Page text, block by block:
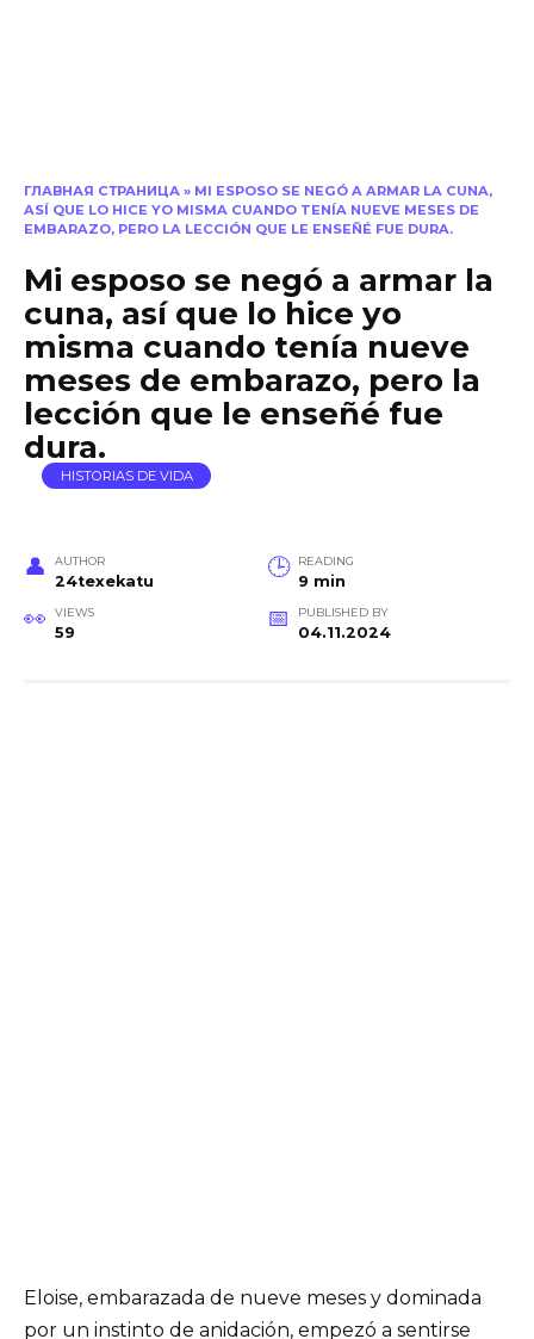
ГЛАВНАЯ СТРАНИЦА » MI ESPOSO SE NEGÓ A ARMAR LA CUNA,
ASÍ QUE LO HICE YO MISMA CUANDO TENÍA NUEVE MESES DE
EMBARAZO, PERO LA LECCIÓN QUE LE ENSEÑÉ FUE DURA.
Mi esposo se negó a armar la
cuna, así que lo hice yo
misma cuando tenía nueve
meses de embarazo, pero la
lección que le enseñé fue
dura.
HISTORIAS DE VIDA
AUTHOR
24texekatu
READING
9 min
VIEWS
59
PUBLISHED BY
04.11.2024
Eloise, embarazada de nueve meses y dominada
por un instinto de anidación, empezó a sentirse